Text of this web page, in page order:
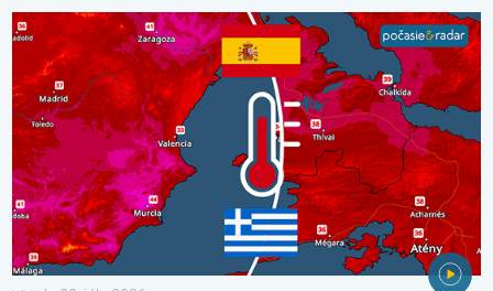
V južnej Európe vrcholia ďalšie horúčavy. Až 45 °C. . . streda